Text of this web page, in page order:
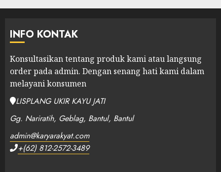
INFO KONTAK
Konsultasikan tentang produk kami atau langsung
order pada admin. Dengan senang hati kami dalam
melayani konsumen
LISPLANG UKIR KAYU JATI
Gg. Nariratih, Geblag, Bantul, Bantul
admin@karyarakyat.com
+(62) 812-2572-3489